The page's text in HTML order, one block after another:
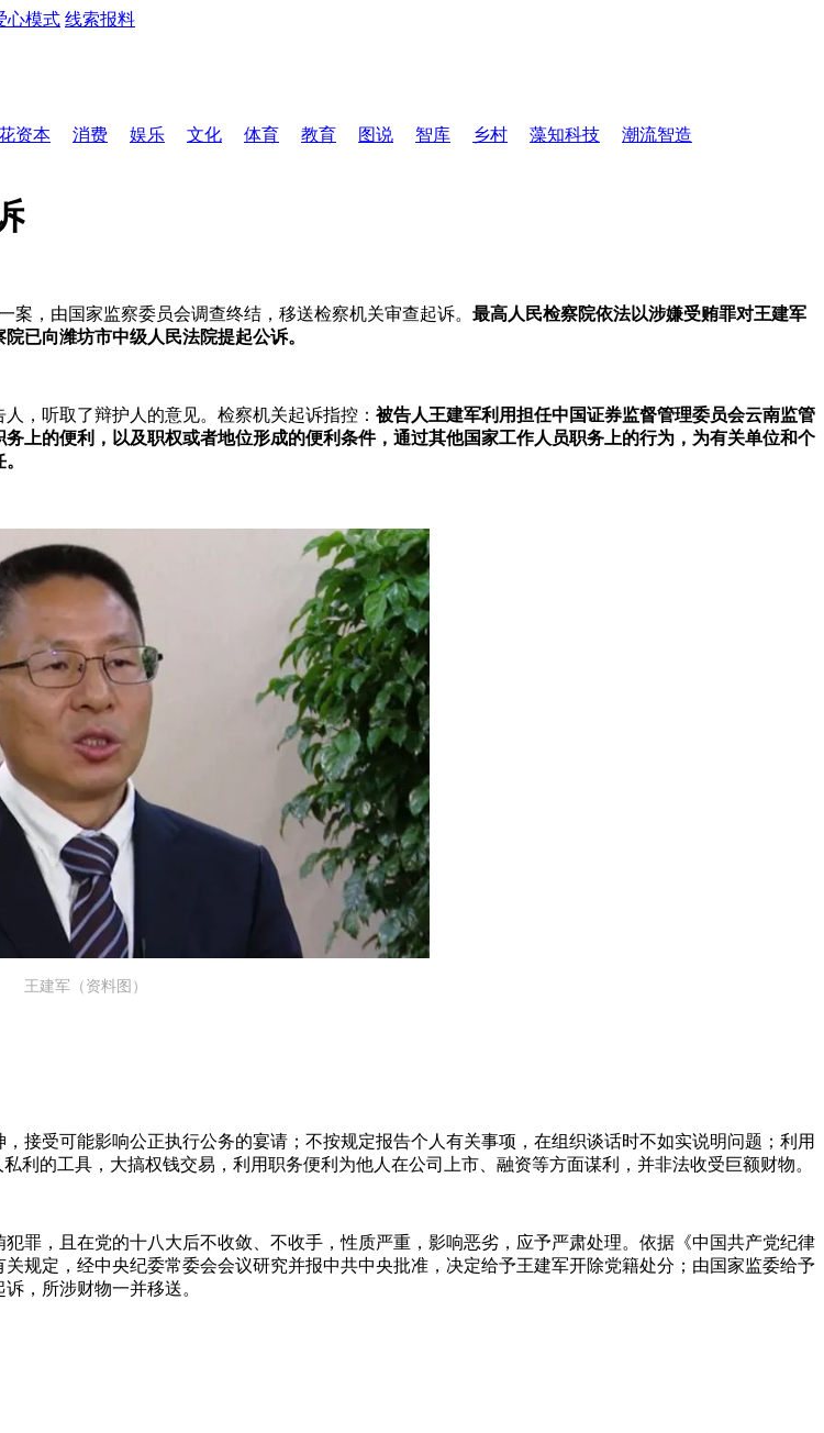
心模式 线索报料
资本 消费 娱乐 文化 体育 教育 图说 智库 乡村 藻知科技
潮流智造
，由国家监察委员会调查终结，移送检察机关审查起诉。 最高人民检察院依法以涉嫌受贿罪对王建军
已向潍坊市中级人民法院提起公诉。
，听取了辩护人的意见。检察机关起诉指控： 被告人王建军利用担任中国证券监督管理委员会云南监管
上的便利，以及职权或者地位形成的便利条件，通过其他国家工作人员职务上的行为，为有关单位和个
王建军（资料图）
接受可能影响公正执行公务的宴请；不按规定报告个人有关事项，在组织谈话时不如实说明问题；利用
利的工具，大搞权钱交易，利用职务便利为他人在公司上市、融资等方面谋利，并非法收受巨额财物。
罪，且在党的十八大后不收敛、不收手，性质严重，影响恶劣，应予严肃处理。依据《中国共产党纪律
规定，经中央纪委常委会会议研究并报中共中央批准，决定给予王建军开除党籍处分；由国家监委给予
，所涉财物一并移送。